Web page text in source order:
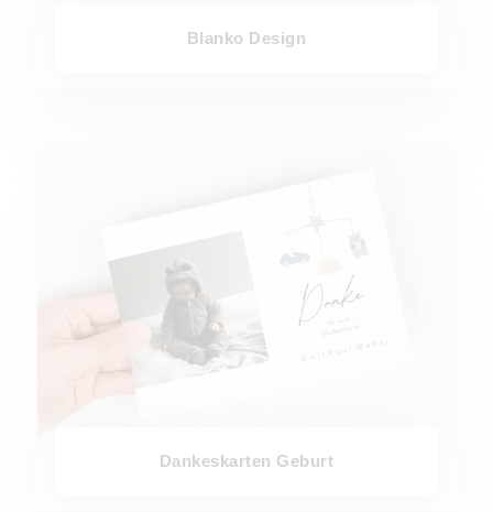
Blanko Design
Dankeskarten Geburt